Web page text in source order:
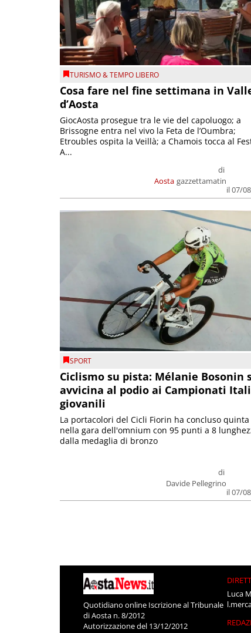
TURISMO & TEMPO LIBERO
Cosa fare nel fine settimana in
d’Aosta
Aosta
di
gazzettamatin
il 07/
GiocAosta prosegue tra le vie del capoluogo; a
Brissogne entra nel vivo la Feta de l’Oumbra;
Etroubles ospita la Veillà; a Chamois tocca al
A...
SPORT
Ciclismo su pista: Mélanie Bosonin
avvicina al podio ai Campionati
giovanili
di
Davide Pellegrino
il 07/
La portacolori del Cicli Fiorin ha concluso quinta
nella gara dell'omnium con 95 punti a 8
dalla medaglia di bronzo
Quotidiano online Iscrizione al Tribunale
di Aosta n. 8/2012
Autorizzazione del 13/12/2012
Luca